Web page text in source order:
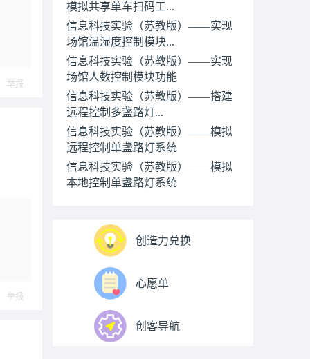
举报
举报
模拟共享单车扫码工...
信息科技实验（苏教版）——实现
场馆温湿度控制模块...
信息科技实验（苏教版）——实现
场馆人数控制模块功能
信息科技实验（苏教版）——搭建
远程控制多盏路灯...
信息科技实验（苏教版）——模拟
远程控制单盏路灯系统
信息科技实验（苏教版）——模拟
本地控制单盏路灯系统
创造力兑换
心愿单
创客导航